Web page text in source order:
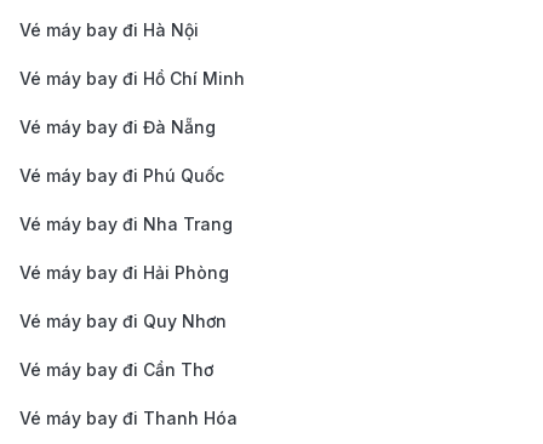
Đặt vé trước 1-2 tháng:
đặt vé trước khoảng 1-2 tháng. Đây là thời điểm lý
tưởng khi các hãng còn nhiều ghế trống và giá vé
sớm hoặc đêm muộn thường có giá rẻ hơn so với
những khung giờ cao điểm. Nếu không quan trọng
về thời gian, lựa chọn các chuyến bay vào giờ này
Vé máy bay đi Hà Nội
Vé máy bay đi Hồ Chí Minh
Vé máy bay đi Đà Nẵng
Vé máy bay đi Phú Quốc
Vé máy bay đi Nha Trang
Vé máy bay đi Hải Phòng
Vé máy bay đi Quy Nhơn
Vé máy bay đi Cần Thơ
Vé máy bay đi Thanh Hóa